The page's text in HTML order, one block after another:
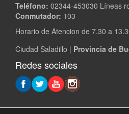
Teléfono: 02344-453030 Líneas
Conmutador: 103
Horario de Atencion de 7.30 a
Ciudad Saladillo | Provincia de
Redes sociales